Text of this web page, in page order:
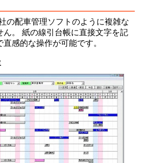
の配車管理ソフトのように複雑な
ん。 紙の線引台帳に直接文字を記
感的な操作が可能です。